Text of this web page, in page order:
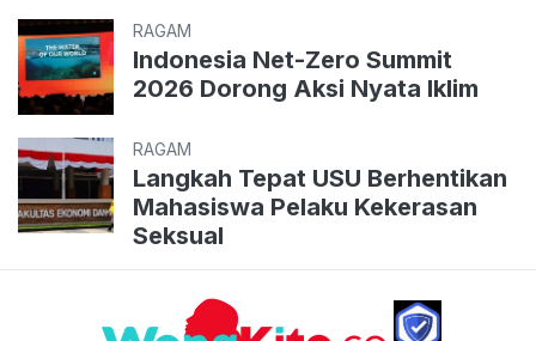
RAGAM
Indonesia Net-Zero Summit
2026 Dorong Aksi Nyata Iklim
RAGAM
Langkah Tepat USU Berhentikan
Mahasiswa Pelaku Kekerasan
Seksual